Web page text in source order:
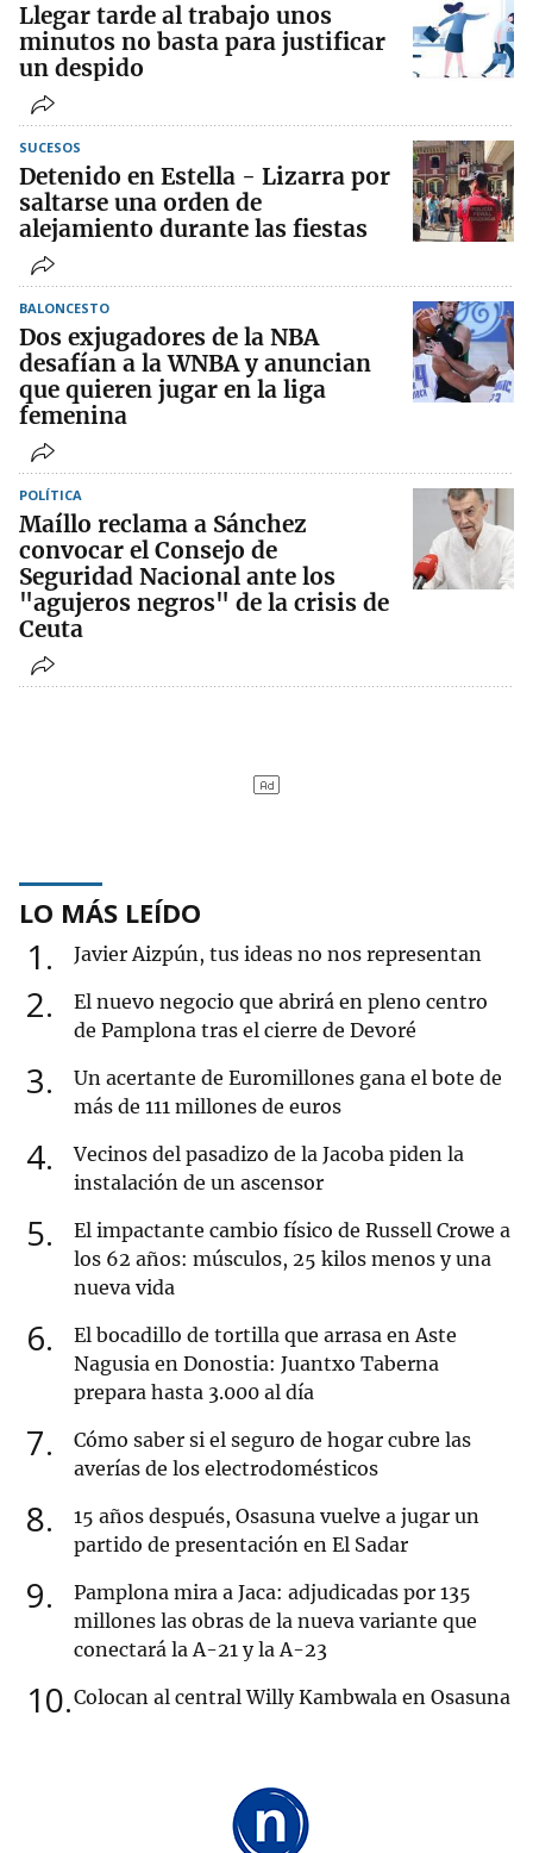
Llegar tarde al trabajo unos
minutos no basta para justificar
un despido
SUCESOS
Detenido en Estella - Lizarra por
saltarse una orden de
alejamiento durante las fiestas
BALONCESTO
Dos exjugadores de la NBA
desafían a la WNBA y anuncian
que quieren jugar en la liga
femenina
POLÍTICA
Maíllo reclama a Sánchez
convocar el Consejo de
Seguridad Nacional ante los
"agujeros negros" de la crisis de
Ceuta
LO MÁS LEÍDO
1 Javier Aizpún, tus ideas no nos representan
2
El nuevo negocio que abrirá en pleno centro
de Pamplona tras el cierre de Devoré
3
Un acertante de Euromillones gana el bote de
más de 111 millones de euros
4
Vecinos del pasadizo de la Jacoba piden la
instalación de un ascensor
5
El impactante cambio físico de Russell Crowe a
los 62 años: músculos, 25 kilos menos y una
nueva vida
6
El bocadillo de tortilla que arrasa en Aste
Nagusia en Donostia: Juantxo Taberna
prepara hasta 3.000 al día
7
Cómo saber si el seguro de hogar cubre las
averías de los electrodomésticos
8
15 años después, Osasuna vuelve a jugar un
partido de presentación en El Sadar
9
Pamplona mira a Jaca: adjudicadas por 135
millones las obras de la nueva variante que
conectará la A-21 y la A-23
10 Colocan al central Willy Kambwala en Osasuna